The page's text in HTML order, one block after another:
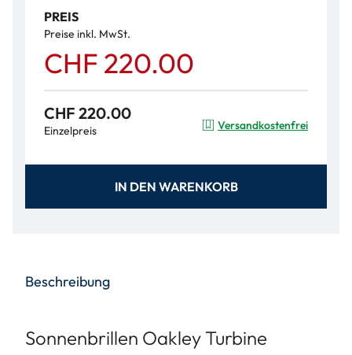
PREIS
Preise inkl. MwSt.
CHF 220.00
CHF 220.00
Einzelpreis Versandkostenfrei
IN DEN WARENKORB
Beschreibung
Sonnenbrillen Oakley Turbine